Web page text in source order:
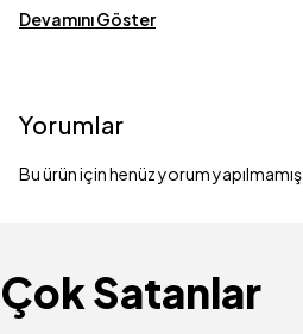
Devamını Göster
Yorumlar
Bu ürün için henüz yorum yapılmamış.
Çok Satanlar